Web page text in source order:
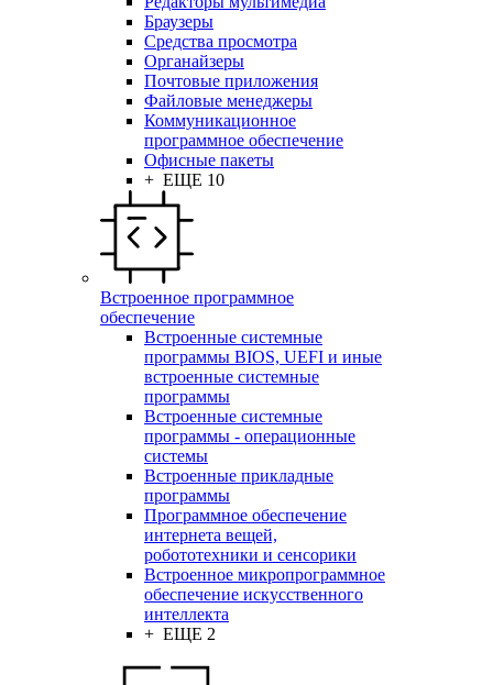
Браузеры
Средства просмотра
Органайзеры
Почтовые приложения
Файловые менеджеры
Коммуникационное
программное обеспечение
Офисные пакеты
+ ЕЩЕ 10
Встроенное программное
обеспечение
Встроенные системные
программы BIOS, UEFI и иные
встроенные системные
программы
Встроенные системные
программы - операционные
системы
Встроенные прикладные
программы
Программное обеспечение
интернета вещей,
робототехники и сенсорики
Встроенное микропрограммное
обеспечение искусственного
интеллекта
+ ЕЩЕ 2